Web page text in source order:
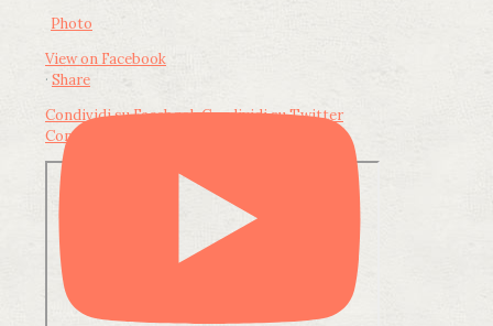
Photo
View on Facebook
· Share
Condividi su FacebookCondividi su Twitter
Condividi su LinkedIn